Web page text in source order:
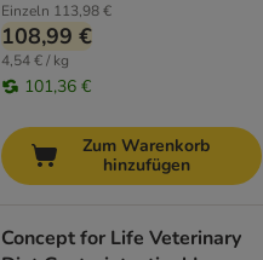
Einzeln 113,98 €
108,99 €
4,54 € / kg
101,36 €
Zum Warenkorb
hinzufügen
Concept for Life Veterinary